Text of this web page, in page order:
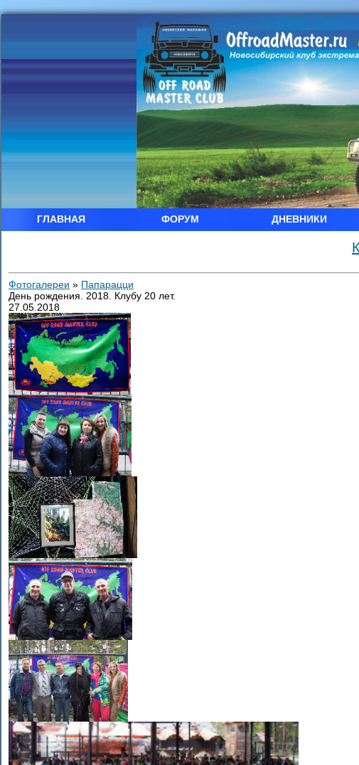
ГЛАВНАЯ ФОРУМ ДНЕВНИКИ
Фотогалереи » Папарацци
День рождения. 2018. Клубу 20 лет.
27.05.2018